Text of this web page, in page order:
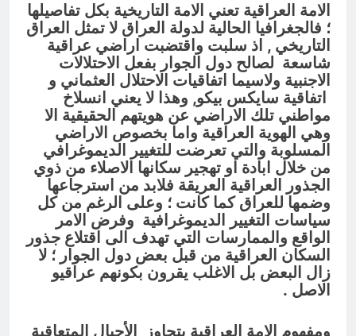
الامة العراقية تعني الامة التاريخية بكل تفاصيلها
؛ فالجغرافيا الحالية لدولة العراق لا تمثل العراق
التاريخي , اذ سلبت واقتضبت اراضي عراقية
شاسعة لصالح دول الجوار بفعل الاحتلالات
الاجنبية ولاسيما اتفاقيات الاحتلال العثماني و
اتفاقية سايكس بيكو, وهذا لا يعني انسلاخ
مواطني تلك الاراضي عن هويتهم الحقيقية الا
وهي الهوية العراقية واما بخصوص الاراضي
المسلوبة والتي تعرضت للتغيير الديموغرافي
من خلال ابادة او تهجير سكانها الاصلاء من ذوي
الجذور العراقية العريقة فلابد من استرجاعها
وضمها للعراق كما كانت ؛ وعلى الرغم من كل
سياسات التغيير الديموغرافية وفرض الامر
الواقع والممارسات التي تهدف الى اقتلاع جذور
السكان العراقية من قبل بعض دول الجوار ؛ لا
زال البعض بل الاغلب يقرون بكونهم عراقيو
الاصل .
ومفهوم الامة العراقية يتجاوز
الأجيال المتعاقبة